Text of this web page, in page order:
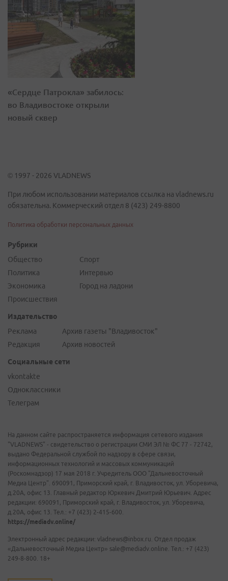
«Сердце Патрокла» забилось:
во Владивостоке открыли
новый сквер
© 1997 - 2026 VLADNEWS
При любом использовании материалов ссылка на vladnews.ru
обязательна. Коммерческий отдел 8 (423) 249-8800
Политика обработки персональных данных
Рубрики
Общество
Политика
Экономика
Происшествия
Спорт
Интервью
Город на ладони
Издательство
Реклама
Редакция
Архив газеты "Владивосток"
Архив новостей
Социальные сети
vkontakte
Одноклассники
Телеграм
На данном сайте распространяется информация сетевого издания
"VLADNEWS" - свидетельство о регистрации СМИ ЭЛ № ФС 77 - 72742,
выдано Федеральной службой по надзору в сфере связи,
информационных технологий и массовых коммуникаций
(Роскомнадзор) 17 мая 2018 г. Учредитель ООО "Дальневосточный
Медиа Центр". 690091, Приморский край, г. Владивосток, ул. Уборевича,
д.20А, офис 13. Главный редактор Юркевич Дмитрий Юрьевич. Адрес
редакции: 690091, Приморский край, г. Владивосток, ул. Уборевича,
д.20А, офис 13. Тел.: +7 (423) 2-415-600.
https://mediadv.online/
Электронный адрес редакции: vladnews@inbox.ru. Отдел продаж
«Дальневосточный Медиа Центр» sale@mediadv.online. Тел.: +7 (423)
249-8-800. 18+